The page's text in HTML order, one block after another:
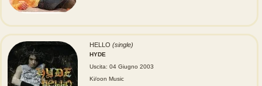
HELLO (single)
HYDE
Uscita: 04 Giugno 2003
Ki/oon Music